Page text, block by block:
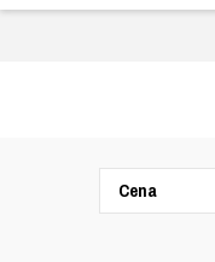
Cena